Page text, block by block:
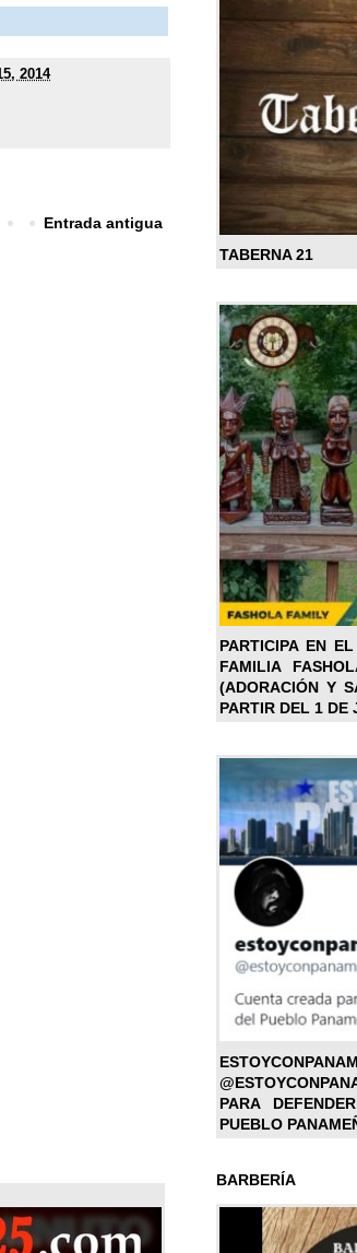
2014
Entrada antigua
TABERNA 21
PARTICIPA EN
FAMILIA
(ADORACIÓN Y
PARTIR DEL 1 DE
PARA
PUEBLO
BARBERÍA